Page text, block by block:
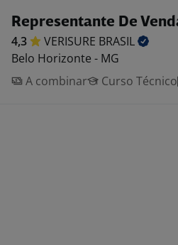
Representante De
4,3 VERISURE BRASIL
Belo Horizonte - MG
A combinar
Curso Técnico